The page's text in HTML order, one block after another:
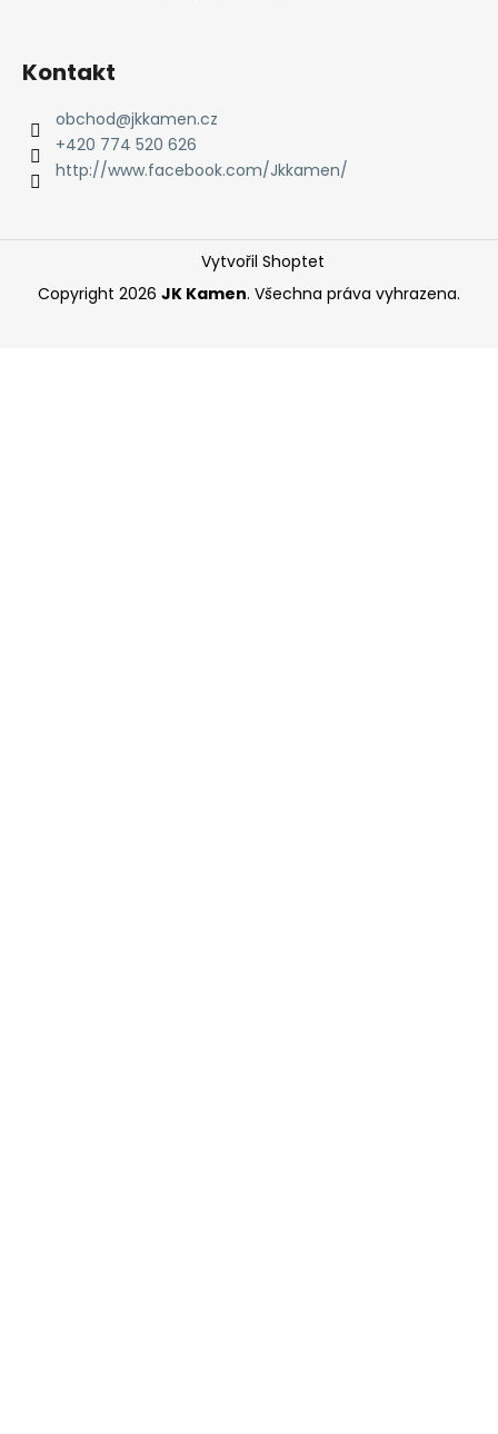
Kontakt
obchod@jkkamen.cz
+420 774 520 626
http://www.facebook.com/Jkkamen/
Vytvořil Shoptet
Copyright 2026 JK Kamen. Všechna práva vyhrazena.